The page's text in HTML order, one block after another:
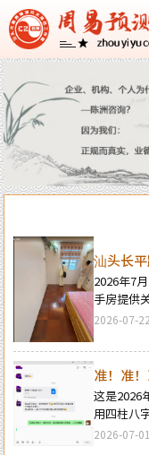
汕头长
2026年7
手房提供
2026-07-22
准！准
实例：
这是2026
用四柱八
人为缘主
2026-07-01